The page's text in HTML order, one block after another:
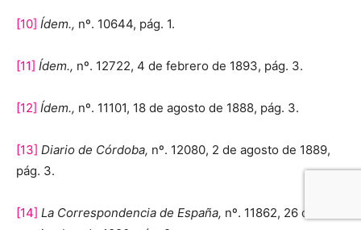
[10] Ídem., nº. 10644, pág. 1.
[11] Ídem., nº. 12722, 4 de febrero de 1893, pág. 3.
[12] Ídem., nº. 11101, 18 de agosto de 1888, pág. 3.
[13] Diario de Córdoba, nº. 12080, 2 de agosto de 1889,
pág. 3.
[14] La Correspondencia de España, nº. 11862, 26 de